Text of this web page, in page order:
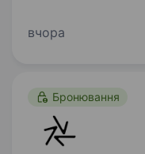
бізнесу
вчора
Бронювання